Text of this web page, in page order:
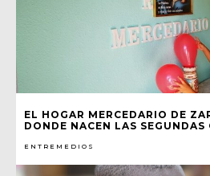
EL HOGAR MERCEDARIO DE
DONDE NACEN LAS
ENTREMEDIOS